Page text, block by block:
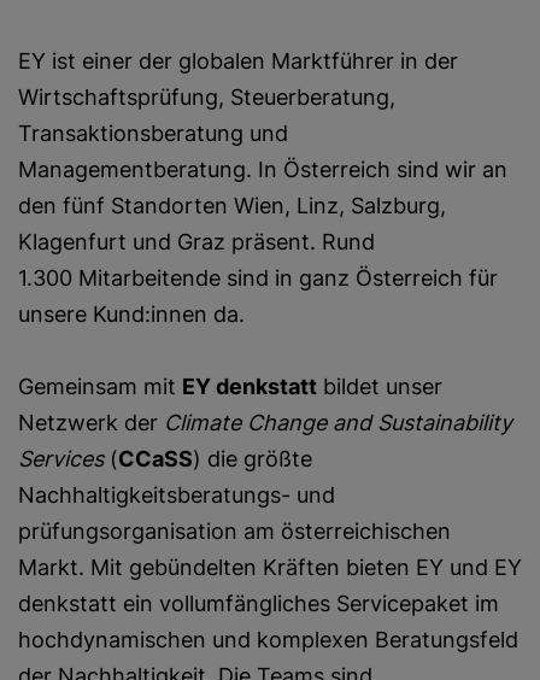
EY ist einer der globalen Marktführer in der
Wirtschaftsprüfung, Steuerberatung,
Transaktionsberatung und
Managementberatung. In Österreich sind wir an
den fünf Standorten Wien, Linz, Salzburg,
Klagenfurt und Graz präsent. Rund
1.300 Mitarbeitende sind in ganz Österreich für
unsere Kund:innen da.
Gemeinsam mit EY denkstatt bildet unser
Netzwerk der Climate Change and Sustainability
Services (CCaSS) die größte
Nachhaltigkeitsberatungs- und
prüfungsorganisation am österreichischen
Markt. Mit gebündelten Kräften bieten EY und EY
denkstatt ein vollumfängliches Servicepaket im
hochdynamischen und komplexen Beratungsfeld